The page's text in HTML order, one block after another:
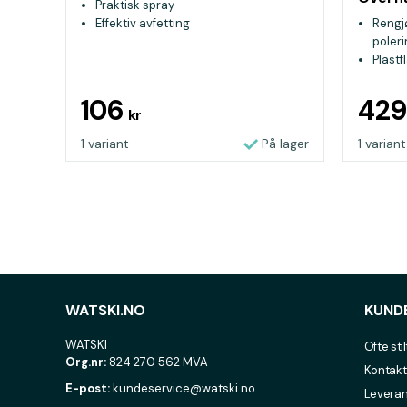
Praktisk spray
Effektiv avfetting
106 kr
1 variant På lager 1 variant
WATSKI.NO
WATSKI
Org.nr:824 270 562 MVA
E-post:kundeservice@watski.no
Ofte